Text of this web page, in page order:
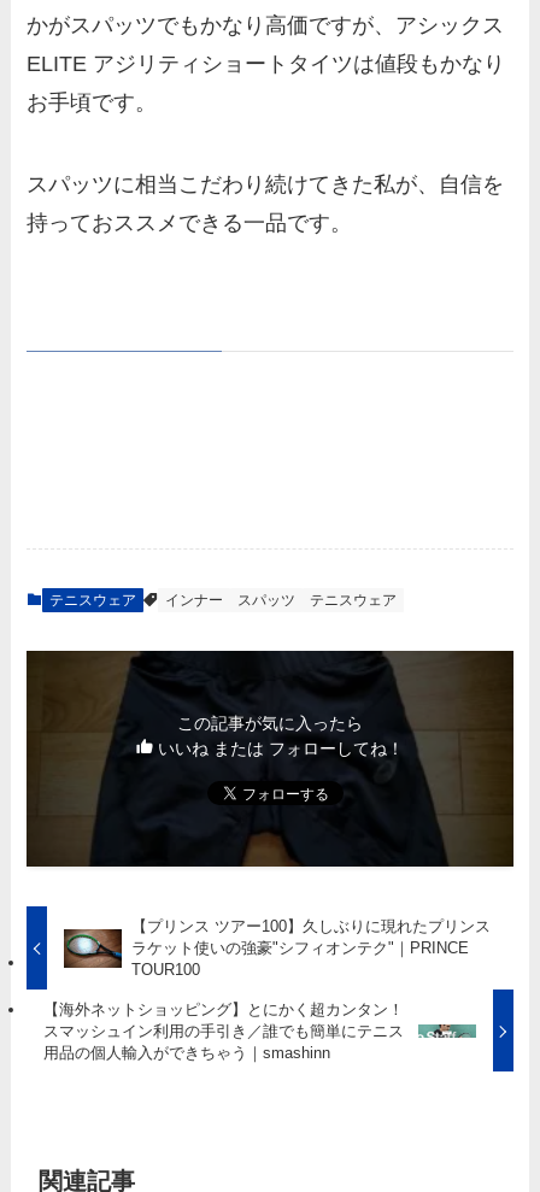
かがスパッツでもかなり高価ですが、アシックス
ELITE アジリティショートタイツは値段もかなり
お手頃です。
スパッツに相当こだわり続けてきた私が、自信を
持っておススメできる一品です。
テニスウェア インナー スパッツ テニスウェア
この記事が気に入ったら
いいね または フォローしてね！
【プリンス ツアー100】久しぶりに現れたプリンス
ラケット使いの強豪"シフィオンテク"｜PRINCE
TOUR100
【海外ネットショッピング】とにかく超カンタン！
スマッシュイン利用の手引き／誰でも簡単にテニス
用品の個人輸入ができちゃう｜smashinn
関連記事